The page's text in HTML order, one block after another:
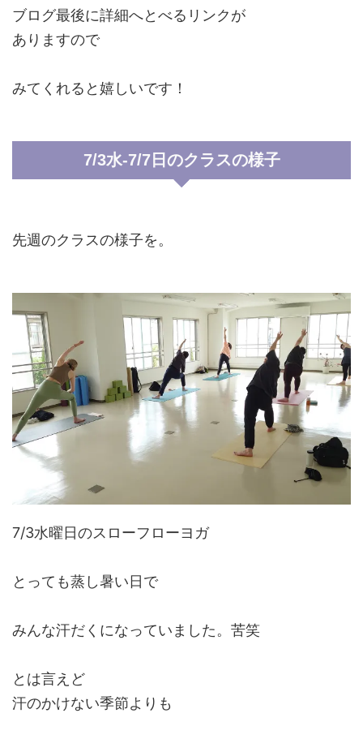
ブログ最後に詳細へとべるリンクが
ありますので
みてくれると嬉しいです！
7/3水-7/7日のクラスの様子
先週のクラスの様子を。
7/3水曜日のスローフローヨガ
とっても蒸し暑い日で
みんな汗だくになっていました。苦笑
とは言えど
汗のかけない季節よりも